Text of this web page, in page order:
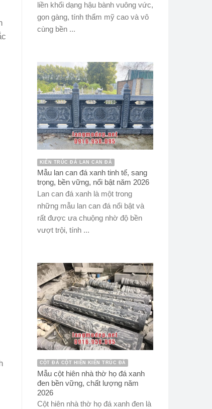
liền khối dạng hậu bành vuông vức,
gọn gàng, tính thẩm mỹ cao và vô
cùng bền ...
KIẾN TRÚC ĐÁ LAN CAN ĐÁ
Mẫu lan can đá xanh tinh tế, sang
trọng, bền vững, nổi bật năm 2026
Lan can đá xanh là một trong
những mẫu lan can đá nổi bật và
rất được ưa chuộng nhờ độ bền
vượt trội, tính ...
CỘT ĐÁ CỘT HIÊN KIẾN TRÚC ĐÁ
Mẫu cột hiên nhà thờ họ đá xanh
đen bền vững, chất lượng năm
2026
Cột hiên nhà thờ họ đá xanh đen là